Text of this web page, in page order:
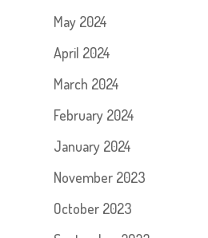
May 2024
April 2024
March 2024
February 2024
January 2024
November 2023
October 2023